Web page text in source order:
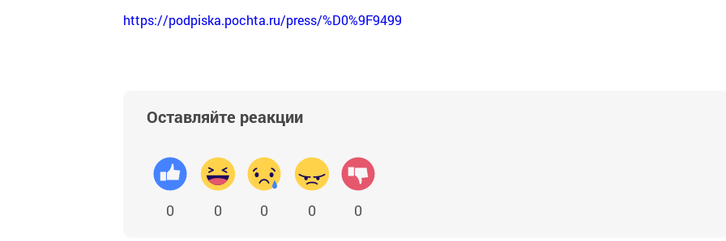
https://podpiska.pochta.ru/press/%D0%9F9499
Оставляйте реакции
0 0 0 0 0